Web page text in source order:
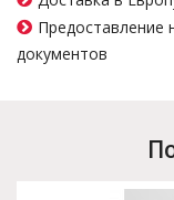
Предоставление
документов